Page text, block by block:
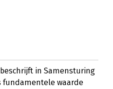
in Samensturing
fundamentele waarde